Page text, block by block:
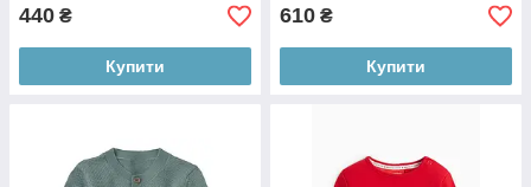
440 ₴
Купити
610 ₴
Купити